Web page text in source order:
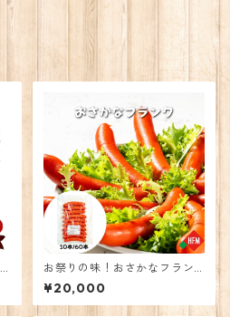
お祭りの味！おさかなフラン
ク【60本】
¥20,000